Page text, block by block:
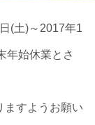
(土)～2017年1
年始休業とさ
ますようお願い